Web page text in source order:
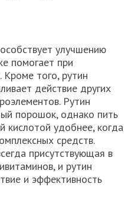
улучшению
помогает при
Кроме того, рутин
действие других
Рутин
порошок, однако пить
кислотой удобнее, когда
средств.
присутствующая в
и рутин
и эффективность